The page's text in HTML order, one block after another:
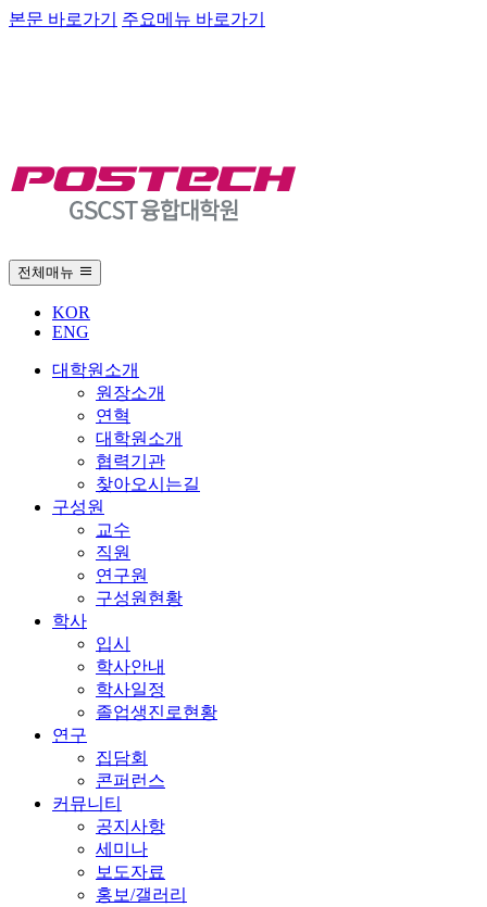
본문 바로가기 주요메뉴 바로가기
전체매뉴
KOR
ENG
대학원소개
원장소개
연혁
대학원소개
협력기관
찾아오시는길
구성원
교수
직원
연구원
구성원현황
학사
입시
학사안내
학사일정
졸업생진로현황
연구
집담회
콘퍼런스
커뮤니티
공지사항
세미나
보도자료
홍보/갤러리